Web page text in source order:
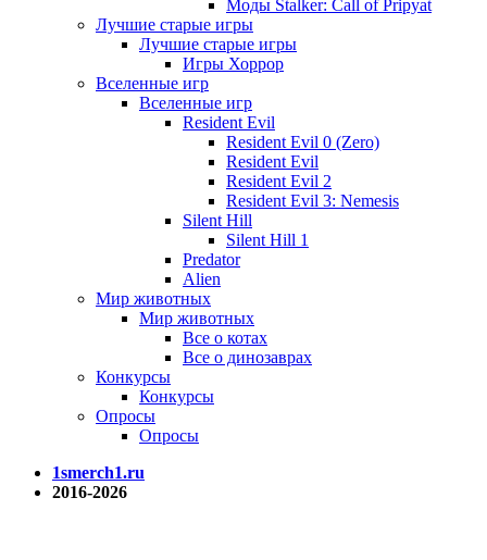
Моды Stalker: Call of Pripyat
Лучшие старые игры
Лучшие старые игры
Игры Хоррор
Вселенные игр
Вселенные игр
Resident Evil
Resident Evil 0 (Zero)
Resident Evil
Resident Evil 2
Resident Evil 3: Nemesis
Silent Hill
Silent Hill 1
Predator
Alien
Мир животных
Мир животных
Все о котах
Все о динозаврах
Конкурсы
Конкурсы
Опросы
Опросы
1smerch1.ru
2016-2026